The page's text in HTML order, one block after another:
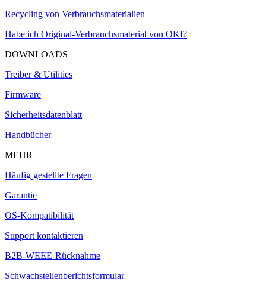
Recycling von Verbrauchsmaterialien
Habe ich Original-Verbrauchsmaterial von OKI?
DOWNLOADS
Treiber & Utilities
Firmware
Sicherheitsdatenblatt
Handbücher
MEHR
Häufig gestellte Fragen
Garantie
OS-Kompatibilität
Support kontaktieren
B2B-WEEE-Rücknahme
Schwachstellenberichtsformular